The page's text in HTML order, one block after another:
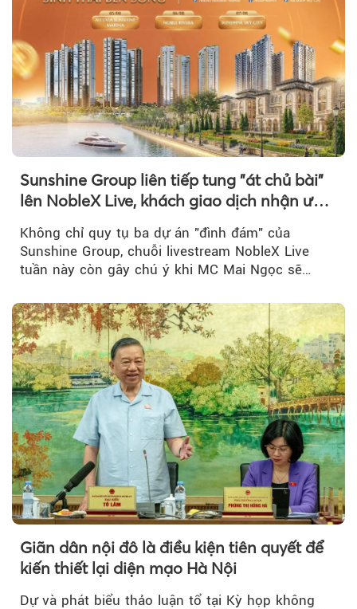
Sunshine Group liên tiếp tung "át chủ bài"
lên NobleX Live, khách giao dịch nhận ưu
Không chỉ quy tụ ba dự án "đình đám" của
Sunshine Group, chuỗi livestream NobleX Live
tuần này còn gây chú ý khi MC Mai Ngọc sẽ
Giãn dân nội đô là điều kiện tiên quyết để
kiến thiết lại diện mạo Hà Nội
Dự và phát biểu thảo luận tổ tại Kỳ họp không